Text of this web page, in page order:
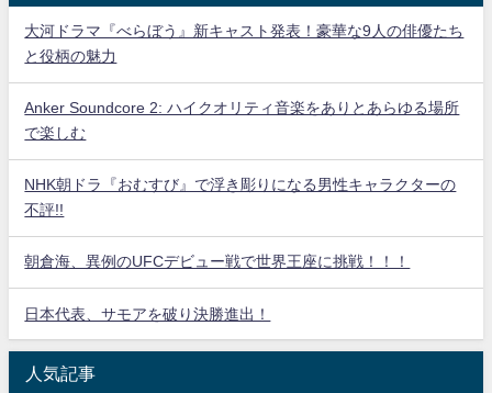
大河ドラマ『べらぼう』新キャスト発表！豪華な9人の俳優たち
と役柄の魅力
Anker Soundcore 2: ハイクオリティ音楽をありとあらゆる場所
で楽しむ
NHK朝ドラ『おむすび』で浮き彫りになる男性キャラクターの
不評!!
朝倉海、異例のUFCデビュー戦で世界王座に挑戦！！！
日本代表、サモアを破り決勝進出！
人気記事